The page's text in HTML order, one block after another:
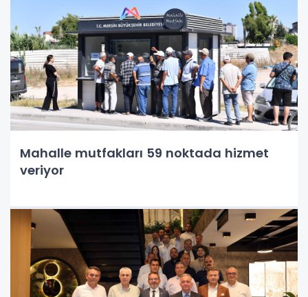
Mahalle mutfakları 59 noktada hizmet
veriyor